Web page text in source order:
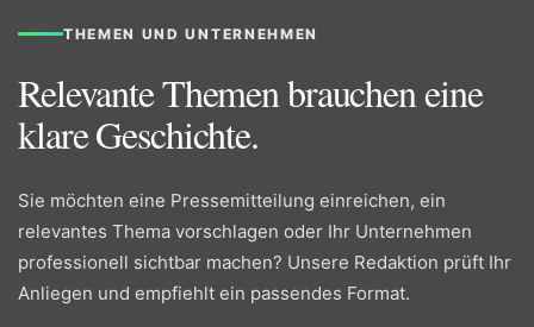
THEMEN UND UNTERNEHMEN
Relevante Themen brauchen eine
klare Geschichte.
Sie möchten eine Pressemitteilung einreichen, ein
relevantes Thema vorschlagen oder Ihr Unternehmen
professionell sichtbar machen? Unsere Redaktion prüft Ihr
Anliegen und empfiehlt ein passendes Format.